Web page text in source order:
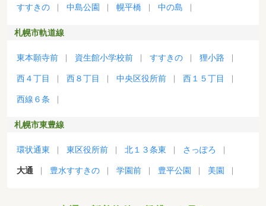
すすきの 中島公園 幌平橋 中の島
札幌市軌道線
東本願寺前 資生館小学校前 すすきの 狸小路
西４丁目 西８丁目 中央区役所前 西１５丁目
西線６条
札幌市東豊線
環状通東 東区役所前 北１３条東 さっぽろ
大通 豊水すすきの 学園前 豊平公園 美園